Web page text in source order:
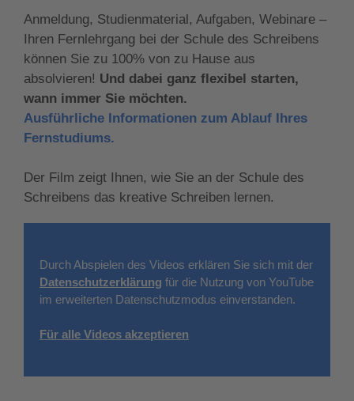
Anmeldung, Studienmaterial, Aufgaben, Webinare –
Ihren Fernlehrgang bei der Schule des Schreibens
können Sie zu 100% von zu Hause aus
absolvieren! Und dabei ganz flexibel starten,
wann immer Sie möchten.
Ausführliche Informationen zum Ablauf Ihres
Fernstudiums.
Der Film zeigt Ihnen, wie Sie an der Schule des
Schreibens das kreative Schreiben lernen.
Durch Abspielen des Videos erklären Sie sich mit der
Datenschutzerklärung für die Nutzung von YouTube
im erweiterten Datenschutzmodus einverstanden.
Für alle Videos akzeptieren